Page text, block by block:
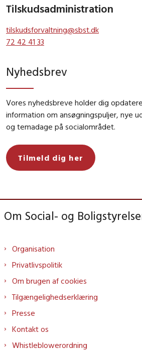
Tilskudsadministration
tilskudsforvaltning@sbst.dk
72 42 41 33
Nyhedsbrev
Vores nyhedsbreve holder dig
information om ansøgningspuljer, nye
og temadage på socialområdet.
Tilmeld dig her
Om Social- og
Organisation
Privatlivspolitik
Om brugen af cookies
Tilgængelighedserklæring
Presse
Kontakt os
Whistleblowerordning